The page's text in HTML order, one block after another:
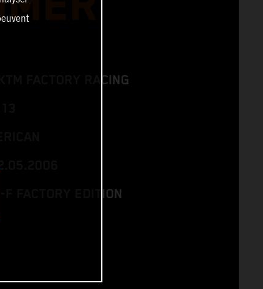
FACTORY RACING
FACTORY EDITION